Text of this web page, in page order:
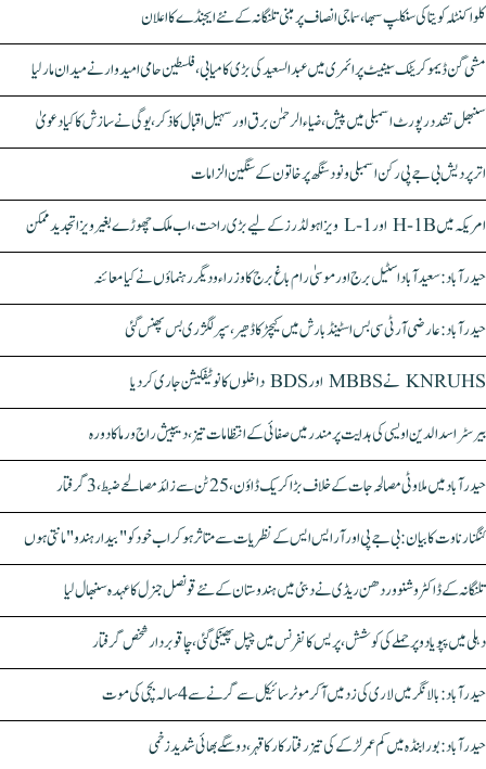
کلواکنٹلہ کویتا کی سنکلپ سبھا، سماجی انصاف پر مبنی تلنگانہ کے نئے ایجنڈے کا اعلان
مشی گن ڈیموکریٹک سینیٹ پرائمری میں عبدالسعید کی بڑی کامیابی، فلسطین حامی امیدوار نے میدان مار لیا
سنبھل تشدد رپورٹ اسمبلی میں پیش، ضیاء الرحمٰن برق اور سہیل اقبال کا ذکر، یوگی نے سازش کا کیا دعویٰ
اتر پردیش بی جے پی رکن اسمبلی ونود سنگھ پر خاتون کے سنگین الزامات
امریکہ میں H-1B اور L-1 ویزا ہولڈرز کے لیے بڑی راحت، اب ملک چھوڑے بغیر ویزا تجدید ممکن
حیدرآباد: سعیدآباد اسٹیل برج اور موسیٰ رام باغ برج کا وزراء و دیگر رہنماؤں نے کیا معائنہ
حیدرآباد: عارضی آر ٹی سی بس اسٹینڈ بارش میں کیچڑ کا ڈھیر، سپر لگژری بس پھنس گئی
KNRUHS نے MBBS اور BDS داخلوں کا نوٹیفکیشن جاری کر دیا
بیرسٹر اسدالدین اویسی کی ہدایت پر مندر میں صفائی کے انتظامات تیز، دیپیش راج ورما کا دورہ
حیدرآباد میں ملاوٹی مصالحہ جات کے خلاف بڑا کریک ڈاؤن، 25 ٹن سے زائد مصالحے ضبط، 3 گرفتار
کنگنا رناوت کا بیان: بی جے پی اور آر ایس ایس کے نظریات سے متاثر ہو کر اب خود کو "بیدار ہندو" مانتی ہوں
تلنگانہ کے ڈاکٹر وشنو وردھن ریڈی نے دبئی میں ہندوستان کے نئے قونصل جنرل کا عہدہ سنبھال لیا
دہلی میں پپو یادو پر حملے کی کوشش، پریس کانفرنس میں چپل پھینکی گئی، چاقو بردار شخص گرفتار
حیدرآباد: بالا نگر میں لاری کی زد میں آکر موٹرسائیکل سے گرنے سے 4 سالہ بچی کی موت
حیدرآباد: بورابنڈہ میں کم عمر لڑکے کی تیز رفتار کار کا قہر، دو سگے بھائی شدید زخمی